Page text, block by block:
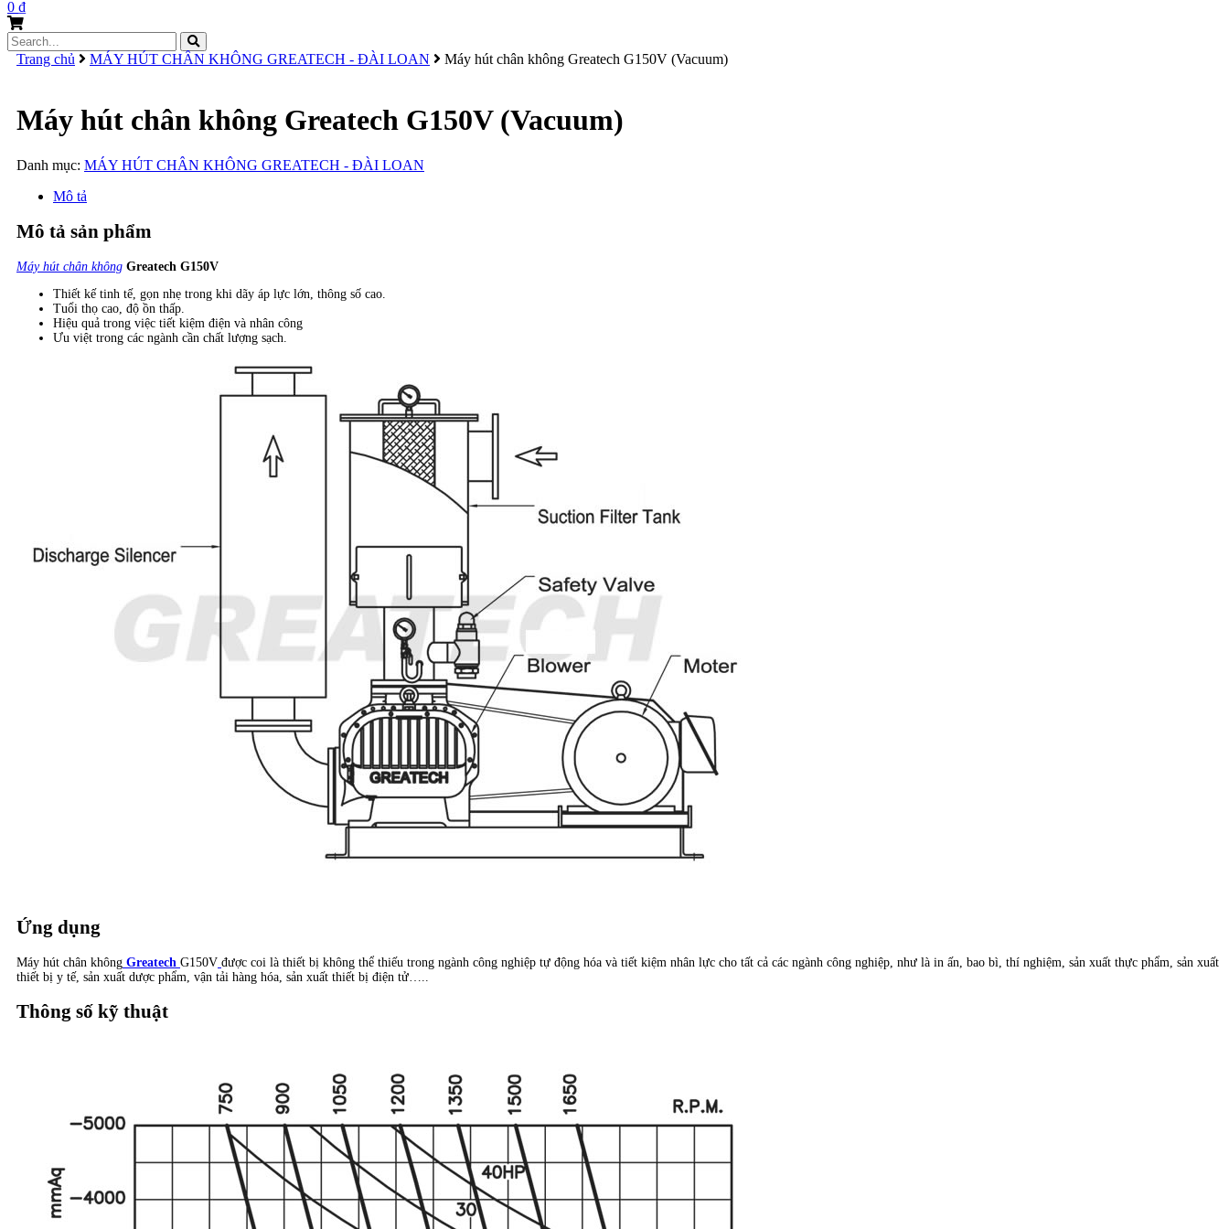
0 ₫
Search
for:Trang chủ MÁY HÚT CHÂN KHÔNG GREATECH - ĐÀI LOAN Máy hút chân không Greatech G150V (Vacuum)
Máy hút chân không Greatech G150V (Vacuum)
Danh mục: MÁY HÚT CHÂN KHÔNG GREATECH - ĐÀI LOAN
Mô tả
Mô tả sản phẩm
Máy hút chân không Greatech G150V​
Thiết kế tinh tế, gọn nhẹ trong khi dãy áp lực lớn, thông số cao.
Tuổi thọ cao, độ ồn thấp.
Hiệu quả trong việc tiết kiệm điện và nhân công
Ưu việt trong các ngành cần chất lượng sạch.
Ứng dụng
Máy hút chân không Greatech G150V​ được coi là thiết bị không thể thiếu trong ngành công nghiệp tự động hóa và tiết kiệm nhân lực cho tất cả các ngành công nghiệp, như là in ấn, bao bì, thí nghiệm, sản xuất thực phẩm, sản xuất
thiết bị y tế, sản xuất dược phẩm, vận tải hàng hóa, sản xuất thiết bị điện tử…..
Thông số kỹ thuật